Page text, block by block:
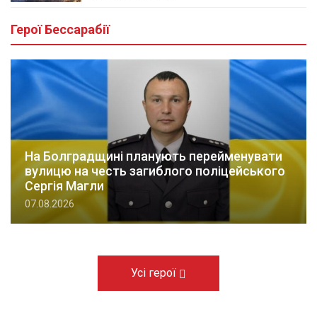
Герої Бессарабії
На Болградщині планують перейменувати
вулицю на честь загиблого поліцейського
Сергія Магли
07.08.2026
Усі герої